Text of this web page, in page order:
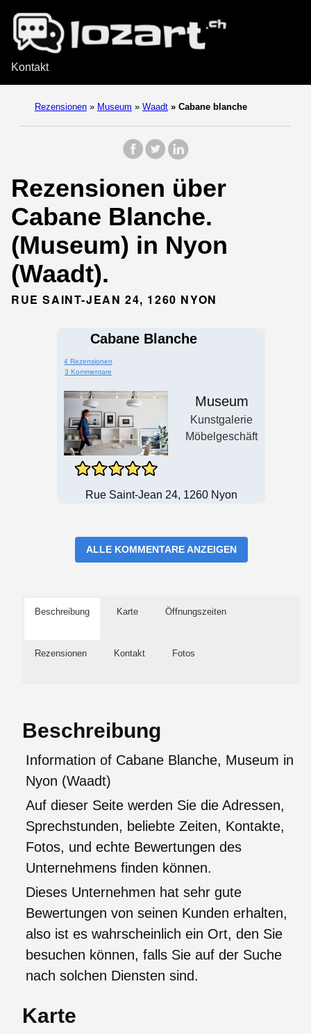
Kontakt
Rezensionen » Museum » Waadt » Cabane blanche
Rezensionen über
Cabane Blanche.
(Museum) in Nyon
(Waadt).
RUE SAINT-JEAN 24, 1260 NYON
Cabane Blanche
4 Rezensionen
3 Kommentare
Museum
Kunstgalerie
Möbelgeschäft
Rue Saint-Jean 24, 1260 Nyon
ALLE KOMMENTARE ANZEIGEN
Beschreibung Karte Öffnungszeiten
Rezensionen Kontakt Fotos
Beschreibung
Information of Cabane Blanche, Museum in
Nyon (Waadt)
Auf dieser Seite werden Sie die Adressen,
Sprechstunden, beliebte Zeiten, Kontakte,
Fotos, und echte Bewertungen des
Unternehmens finden können.
Dieses Unternehmen hat sehr gute
Bewertungen von seinen Kunden erhalten,
also ist es wahrscheinlich ein Ort, den Sie
besuchen können, falls Sie auf der Suche
nach solchen Diensten sind.
Karte